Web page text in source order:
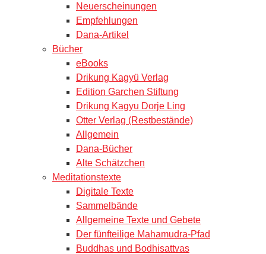
Neuerscheinungen
Empfehlungen
Dana-Artikel
Bücher
eBooks
Drikung Kagyü Verlag
Edition Garchen Stiftung
Drikung Kagyu Dorje Ling
Otter Verlag (Restbestände)
Allgemein
Dana-Bücher
Alte Schätzchen
Meditationstexte
Digitale Texte
Sammelbände
Allgemeine Texte und Gebete
Der fünfteilige Mahamudra-Pfad
Buddhas und Bodhisattvas